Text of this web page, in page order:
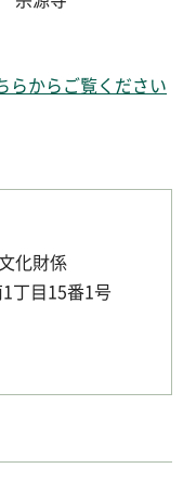
らからご覧ください
化財係
丁目15番1号